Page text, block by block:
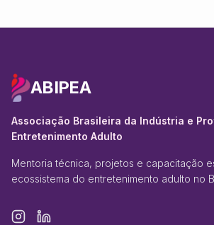
ABIPEA
Associação Brasileira da Indústria e
Entretenimento Adulto
Mentoria técnica, projetos e capacitação
ecossistema do entretenimento adulto no